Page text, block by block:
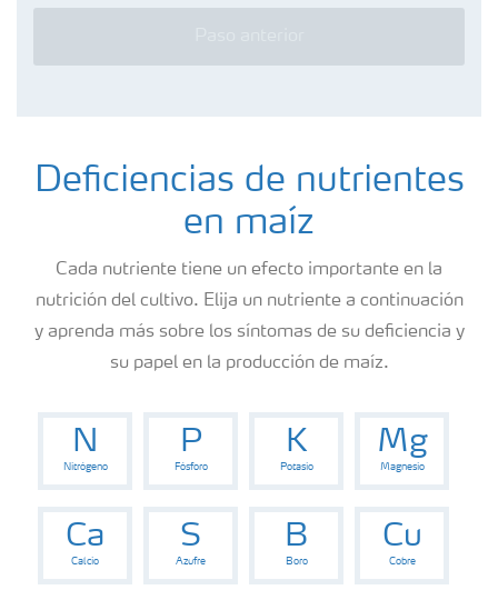
Deficiencias de nutrientes
en maíz
Cada nutriente tiene un efecto importante en la
nutrición del cultivo. Elija un nutriente a continuación
y aprenda más sobre los síntomas de su deficiencia y
su papel en la producción de maíz.
N
Nitrógeno
P
Fósforo
K
Potasio
Mg
Magnesio
Ca
Calcio
S
Azufre
B
Boro
Cu
Cobre